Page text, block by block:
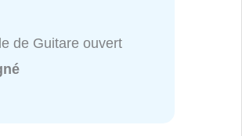
de Guitare ouvert